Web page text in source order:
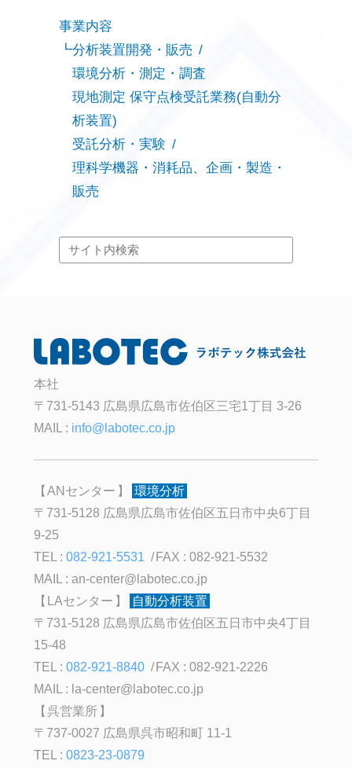
事業内容
分析装置開発・販売
環境分析・測定・調査
現地測定 保守点検受託業務(自動分
析装置)
受託分析・実験
理科学機器・消耗品、企画・製造・
販売
本社
〒731-5143 広島県広島市佐伯区三宅1丁目 3-26
MAIL : info@labotec.co.jp
ANセンター
環境分析
〒731-5128 広島県広島市佐伯区五日市中央6丁目
9-25
TEL :082-921-5531
FAX : 082-921-5532
MAIL :an-center@labotec.co.jp
LAセンター
自動分析装置
〒731-5128 広島県広島市佐伯区五日市中央4丁目
15-48
TEL :082-921-8840
FAX : 082-921-2226
MAIL : la-center@labotec.co.jp
呉営業所
〒737-0027 広島県呉市昭和町 11-1
TEL :0823-23-0879